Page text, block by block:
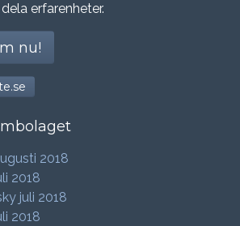
erfarenheter.
nu!
2018
2018
juli 2018
2018